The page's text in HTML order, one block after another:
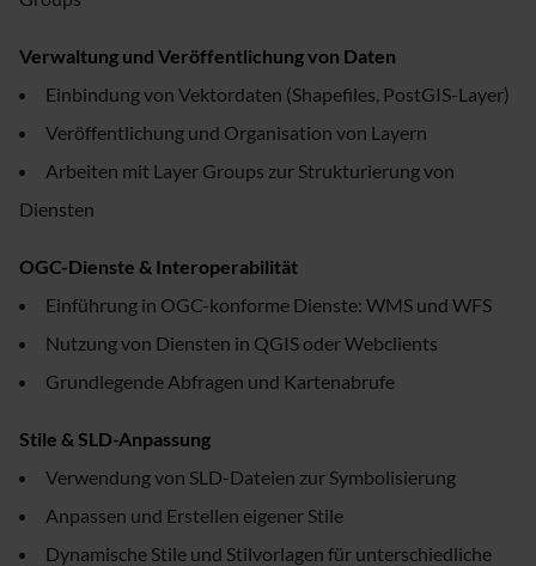
Verwaltung und Veröffentlichung von Daten
Einbindung von Vektordaten (Shapefiles, PostGIS-Layer)
Veröffentlichung und Organisation von Layern
Arbeiten mit Layer Groups zur Strukturierung von
Diensten
OGC-Dienste & Interoperabilität
Einführung in OGC-konforme Dienste: WMS und WFS
Nutzung von Diensten in QGIS oder Webclients
Grundlegende Abfragen und Kartenabrufe
Stile & SLD-Anpassung
Verwendung von SLD-Dateien zur Symbolisierung
Anpassen und Erstellen eigener Stile
Dynamische Stile und Stilvorlagen für unterschiedliche